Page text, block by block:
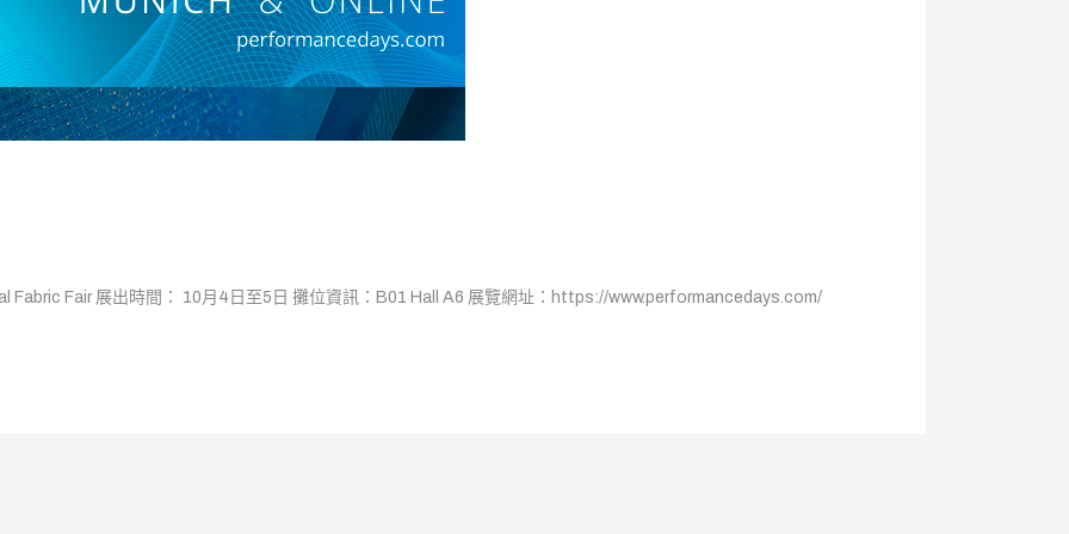
Fabric Fair 展出時間： 10月4日至5日 攤位資訊：B01 Hall A6 展覽網址：https://www.performancedays.com/